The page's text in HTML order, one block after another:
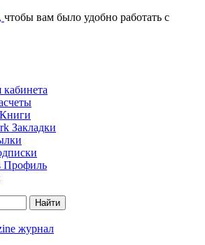
чтобы вам было удобно работать с
кабинетa
Книги
Закладки
Профиль
Найти
журнал